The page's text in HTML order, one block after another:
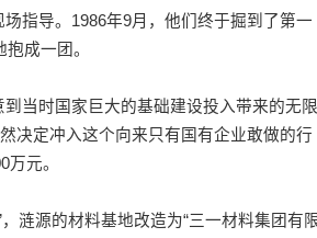
指导。1986年9月，他们终于掘到了第一
成一团。
当时国家巨大的基础建设投入带来的无限
决定冲入这个向来只有国有企业敢做的行
元。
涟源的材料基地改造为“三一材料集团有